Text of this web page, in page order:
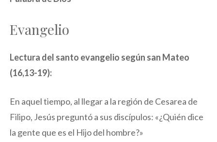
Evangelio
Lectura del santo evangelio según san Mateo
(16,13-19):
En aquel tiempo, al llegar a la región de Cesarea de
Filipo, Jesús preguntó a sus discípulos: «¿Quién dice
la gente que es el Hijo del hombre?»